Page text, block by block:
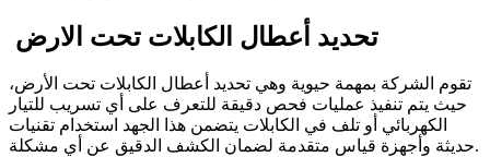
تحديد أعطال الكابلات تحت الارض
تقوم الشركة بمهمة حيوية وهي تحديد أعطال الكابلات تحت الأرض،
حيث يتم تنفيذ عمليات فحص دقيقة للتعرف على أي تسريب للتيار
الكهربائي أو تلف في الكابلات يتضمن هذا الجهد استخدام تقنيات
حديثة وأجهزة قياس متقدمة لضمان الكشف الدقيق عن أي مشكلة.